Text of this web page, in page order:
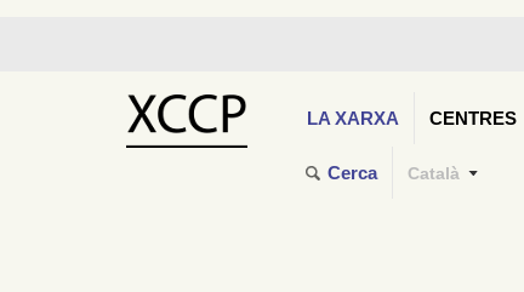
LA XARXA CENTRES
Cerca Català